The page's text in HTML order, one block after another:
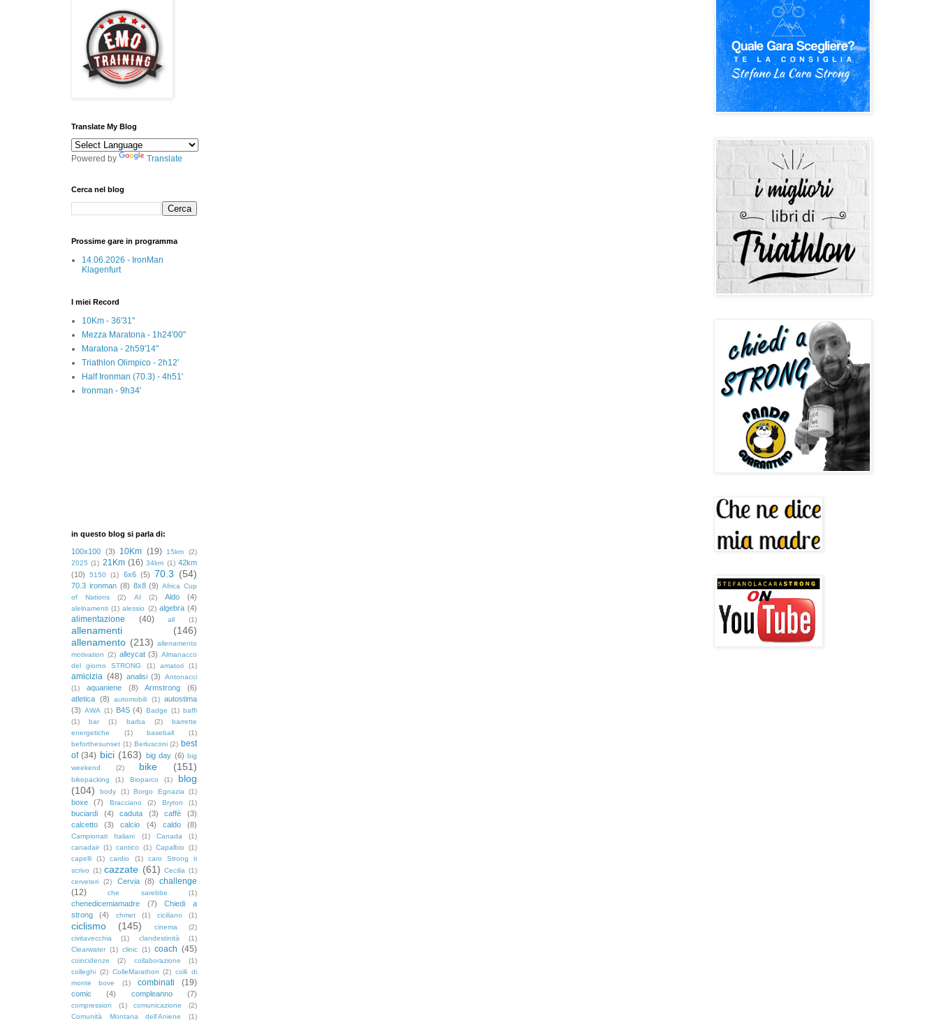
Translate My Blog
Powered by Translate
Cerca nel blog
Prossime gare in programma
14.06.2026 - IronMan
Klagenfurt
I miei Record
10Km - 36'31"
Mezza Maratona - 1h24'00"
Maratona - 2h59'14"
Triathlon Olimpico - 2h12'
Half Ironman (70.3) - 4h51'
Ironman - 9h34'
in questo blog si parla di:
100x100 (3) 10Km (19) 15km
(2)
2025 (1) 21Km (16) 34km (1) 42km
(10)
5150 (1) 6x6 (5) 70.3 (54)
70.3 ironman (8) 8x8 (9) Africa Cup
of Nations
(2) AI (2) Aldo (4)
alelnamenti (1) alessio (2) algebra (4)
alimentazione (40) all (1)
allenamenti
(146)
allenamento (213) allenamento
motivation (2) alleycat (3) Almanacco
del giorno STRONG
(1) amatori (1)
amicizia (48) analisi (3)
Antonacci
(1)
aquaniene (8) Armstrong
(6)
atletica (8) automobili (1) autostima
(3) AWA (1) B4S (4) Badge (1) baffi
(1)
bar (1) barba (2)
barrette
energetiche
(1) baseball
(1)
beforthesunset (1) Berlusconi (2) best
of (34) bici (163) big day (6) big
weekend
(2) bike (151)
bikepacking (1) Bioparco (1)
blog
(104)
body (1) Borgo Egnazia (1)
boxe (7) Bracciano (2) Bryton (1)
buciardi (4) caduta (3) caffè
(3)
calcetto
(3) calcio (4) caldo (8)
Campionati Italiani (1) Canada
(1)
canadair (1) cantico (1) Capalbio
(1)
capelli
(1) cardio (1)
caro Strong ti
scrivo (1) cazzate (61) Cecilia (1)
cerveteri
(2) Cervia (8)
challenge
(12)
che sarebbe (1)
chenedicemiamadre (7)
Chiedi a
strong
(4) chmet (1) ciciliano (1)
ciclismo (145) cinema
(2)
civitavecchia
(1) clandestinità
(1)
Clearwater (1) clinic (1) coach (45)
coincidenze (2) collaborazione
(1)
colleghi (2) ColleMarathon (2) colli di
monte bove
(1) combinati (19)
comic (4) compleanno (7)
compression (1) comunicazione
(2)
Comunità Montana dell'Aniene
(1)